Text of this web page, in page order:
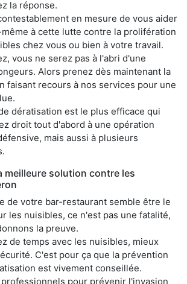
la réponse.
en mesure de vous aider
à cette lutte contre la prolifération
chez vous ou bien à votre travail.
vous ne serez pas à l'abri d'une
Alors prenez dès maintenant la
faisant recours à nos services pour une
dératisation est le plus efficace qui
droit tout d'abord à une opération
mais aussi à plusieurs
meilleure solution contre les
de votre bar-restaurant semble être le
les nuisibles, ce n'est pas une fatalité,
la preuve.
de temps avec les nuisibles, mieux
C'est pour ça que la prévention
est vivement conseillée.
professionnels pour prévenir l'invasion